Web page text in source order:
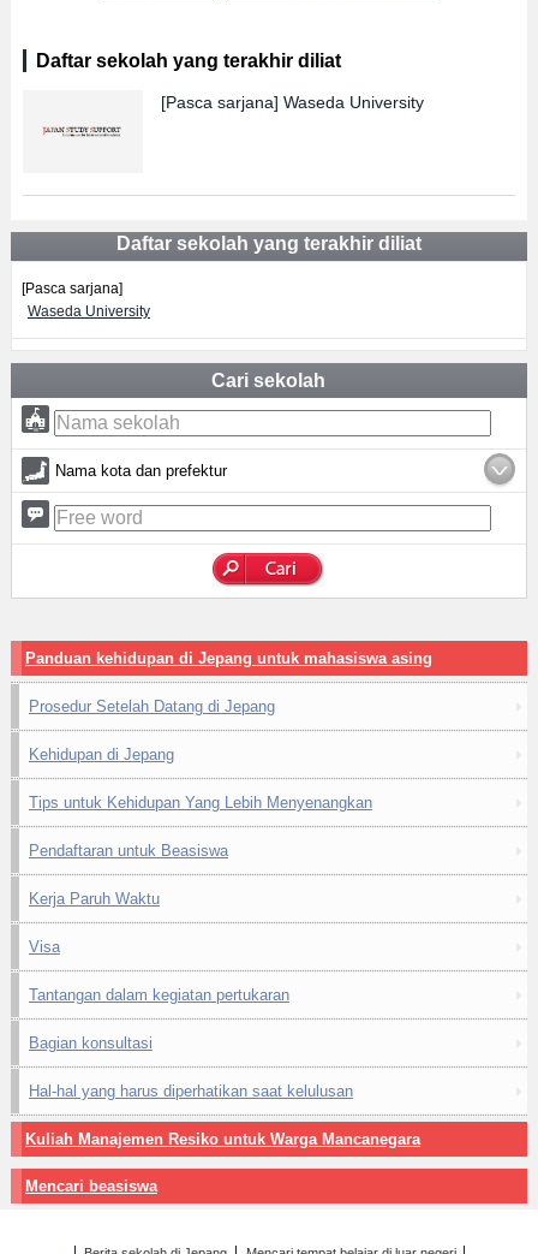
Daftar sekolah yang terakhir diliat
[Pasca sarjana] Waseda University
Daftar sekolah yang terakhir diliat
[Pasca sarjana]
Waseda University
Cari sekolah
Nama kota dan prefektur
Panduan kehidupan di Jepang untuk mahasiswa asing
Prosedur Setelah Datang di Jepang
Kehidupan di Jepang
Tips untuk Kehidupan Yang Lebih Menyenangkan
Pendaftaran untuk Beasiswa
Kerja Paruh Waktu
Visa
Tantangan dalam kegiatan pertukaran
Bagian konsultasi
Hal-hal yang harus diperhatikan saat kelulusan
Kuliah Manajemen Resiko untuk Warga Mancanegara
Mencari beasiswa